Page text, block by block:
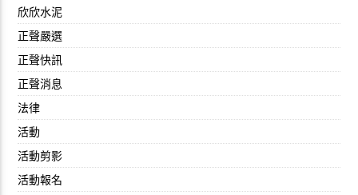
欣欣水泥
正聲嚴選
正聲快訊
正聲消息
法律
活動
活動剪影
活動報名